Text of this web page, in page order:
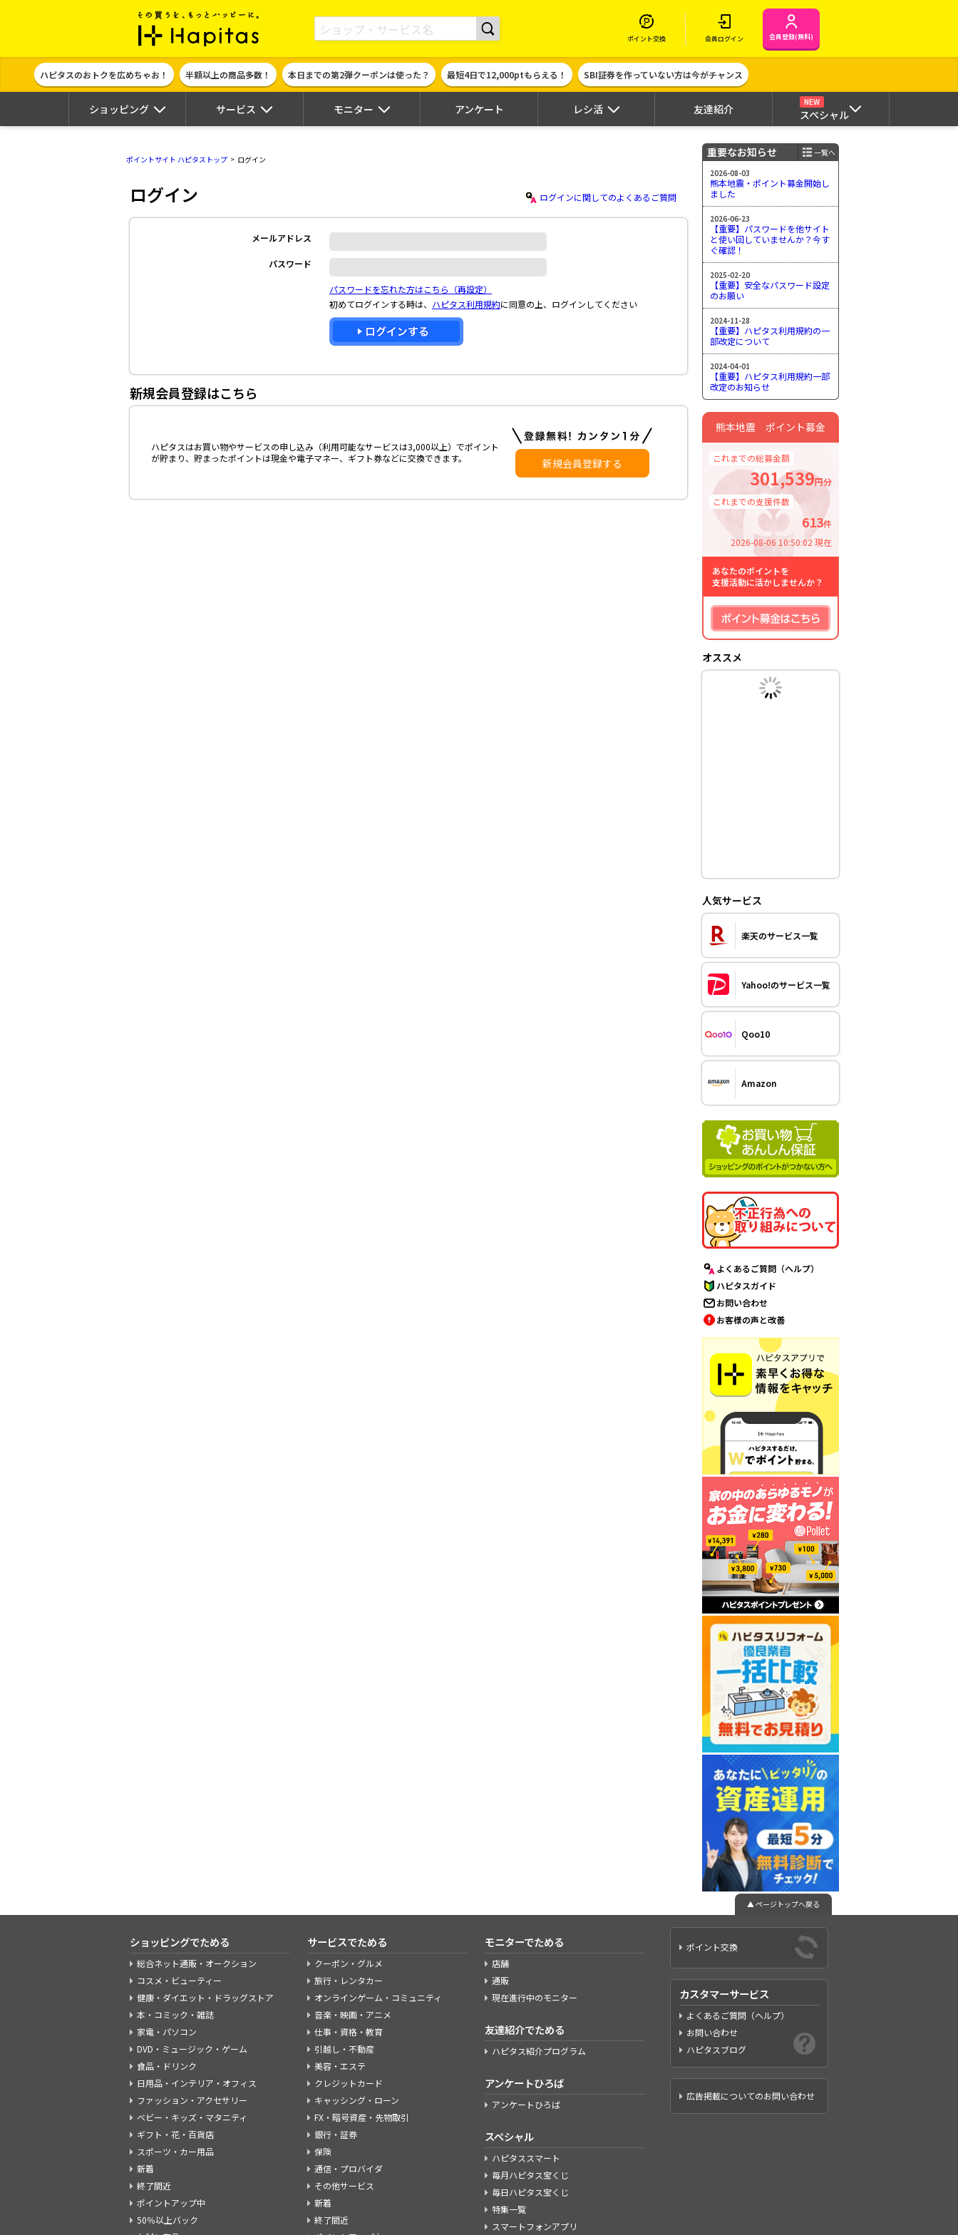
ポイント貯めて現金やギフト券に交換できるポイントサイト | ハピタス
ポイント交換 会員ログイン 会員登録(無料)
ハピタスのおトクを広めちゃお！ 半額以上の商品多数！ 本日までの第2弾クーポンは使った？ 最短4日で12,000ptもらえる！ SBI証券を作っていない方は今がチャンス
ショッピング サービス モニター アンケート レシ活 友達紹介
NEW
スペシャル
ポイントサイト ハピタストップ ログイン
ログイン ログインに関してのよくあるご質問
メールアドレス
パスワード
パスワードを忘れた方はこちら（再設定）
初めてログインする時は、 ハピタス利用規約に同意の上、ログインしてください
新規会員登録はこちら
ハピタスはお買い物やサービスの申し込み（利用可能なサービスは3,000以上）でポイント
が貯まり、貯まったポイントは現金や電子マネー、ギフト券などに交換できます。
新規会員登録する
重要なお知らせ
一覧へ
2026-08-03
熊本地震・ポイント募金開始し
ました
2026-06-23
【重要】パスワードを他サイト
と使い回していませんか？今す
ぐ確認！
2025-02-20
【重要】安全なパスワード設定
のお願い
2024-11-28
【重要】ハピタス利用規約の一
部改定について
2024-04-01
【重要】ハピタス利用規約一部
改定のお知らせ
熊本地震 ポイント募金
これまでの総募金額
301,539円分
これまでの支援件数
613件
2026-08-06 10:50:02 現在
あなたのポイントを
支援活動に活かしませんか？
オススメ
人気サービス
楽天のサービス一覧
Yahoo!のサービス一覧
Qoo10
Amazon
よくあるご質問（ヘルプ）
ハピタスガイド
お問い合わせ
お客様の声と改善
▲ ページトップへ戻る
ショッピングでためる
総合ネット通販・オークション
コスメ・ビューティー
健康・ダイエット・ドラッグストア
本・コミック・雑誌
家電・パソコン
DVD・ミュージック・ゲーム
食品・ドリンク
日用品・インテリア・オフィス
ファッション・アクセサリー
ベビー・キッズ・マタニティ
ギフト・花・百貨店
スポーツ・カー用品
新着
終了間近
ポイントアップ中
50％以上バック
サービスでためる
クーポン・グルメ
旅行・レンタカー
オンラインゲーム・コミュニティ
音楽・映画・アニメ
仕事・資格・教育
引越し・不動産
美容・エステ
クレジットカード
キャッシング・ローン
FX・暗号資産・先物取引
銀行・証券
保険
通信・プロバイダ
その他サービス
新着
終了間近
モニターでためる
店舗
通販
現在進行中のモニター
友達紹介でためる
ハピタス紹介プログラム
アンケートひろば
アンケートひろば
スペシャル
ハピタススマート
毎月ハピタス宝くじ
毎日ハピタス宝くじ
特集一覧
スマートフォンアプリ
ポイント交換
カスタマーサービス
よくあるご質問（ヘルプ）
お問い合わせ
ハピタスブログ
広告掲載についてのお問い合わせ